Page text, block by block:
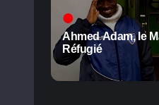
Ahmed Adam, le
Réfugié